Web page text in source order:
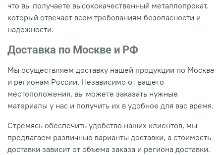
что вы получаете высококачественный металлопрокат,
который отвечает всем требованиям безопасности и
надежности.
Доставка по Москве и РФ
Мы осуществляем доставку нашей продукции по Москве
и регионам России. Независимо от вашего
местоположения, вы можете заказать нужные
материалы у нас и получить их в удобное для вас время.
Стремясь обеспечить удобство наших клиентов, мы
предлагаем различные варианты доставки, а стоимость
доставки зависит от объема заказа и региона доставки.